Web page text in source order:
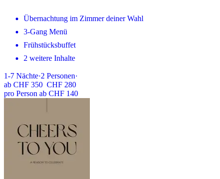
Übernachtung im Zimmer deiner Wahl
3-Gang Menü
Frühstücksbuffet
2 weitere Inhalte
1-7 Nächte·2 Personen·
ab CHF 350 CHF 280
pro Person ab CHF 140